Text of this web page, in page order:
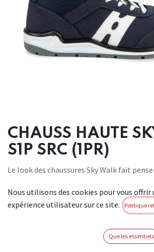
CHAUSS HAUTE
S1P SRC (1PR)
Le look des chaussures Sky Walk fait
chaussures de travail répondent à toutes
techniques. Par ailleurs, grâce à leur
sont très agréables à porter et offrent
vos pieds. Les chaussures sont composées
Nous utilisons des cookies pour vous offrir
expérience utilisateur sur ce site.
Politique
Que les essentiels